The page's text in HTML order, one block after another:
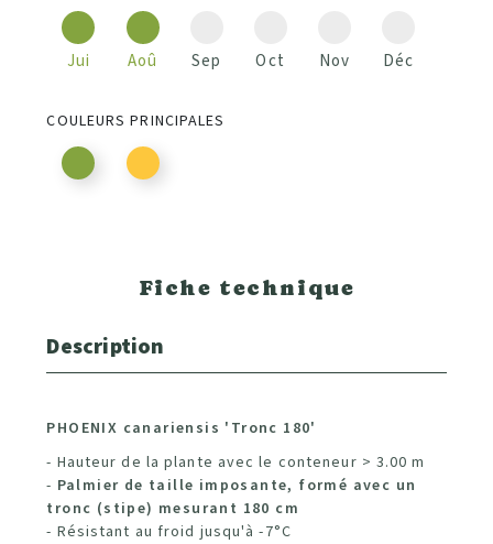
Jui Aoû Sep Oct Nov Déc
COULEURS PRINCIPALES
Fiche technique
Description
PHOENIX canariensis 'Tronc 180'
- Hauteur de la plante avec le conteneur > 3.00 m
- Palmier de taille imposante, formé avec un
tronc (stipe) mesurant 180 cm
- Résistant au froid jusqu'à -7°C